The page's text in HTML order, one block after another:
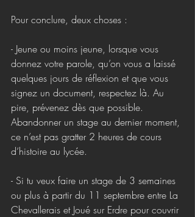
Pour conclure, deux choses :
- Jeune ou moins jeune, lorsque vous
donnez votre parole, qu’on vous a laissé
quelques jours de réflexion et que vous
signez un document, respectez là. Au
pire, prévenez dès que possible.
Abandonner un stage au dernier moment,
ce n’est pas gratter 2 heures de cours
d’histoire au lycée.
- Si tu veux faire un stage de 3 semaines
ou plus à partir du 11 septembre entre La
Chevallerais et Joué sur Erdre pour couvrir